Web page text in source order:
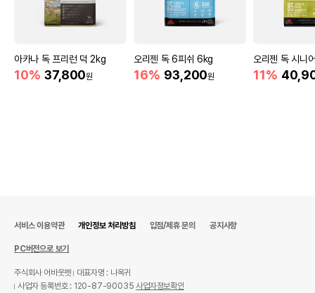
아카나 독 프리런 덕 2kg
10% 37,800원
오리젠 독 6피쉬 6kg
16% 93,200원
오리젠 독 시니
11%
서비스 이용약관 개인정보 처리방침 입점/제휴 문의 공지사항
PC버전으로 보기
주식회사 어바웃펫
대표자명 : 나옥귀
사업자 등록번호 : 120-87-90035사업자정보확인